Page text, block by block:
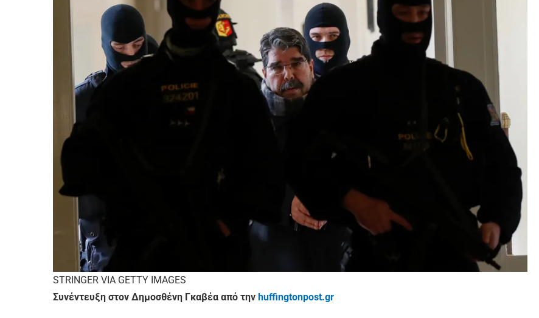
STRINGER VIA GETTY IMAGES
Συνέντευξη στον Δημοσθένη Γκαβέα από την huffingtonpost.gr